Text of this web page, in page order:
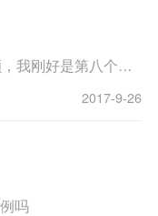
20号的复试刚出结果，给了七个名额，我刚好是第八个，各位小伙伴我还能做点什么挽救下的吗？还有希望吗
2017-9-26
吗